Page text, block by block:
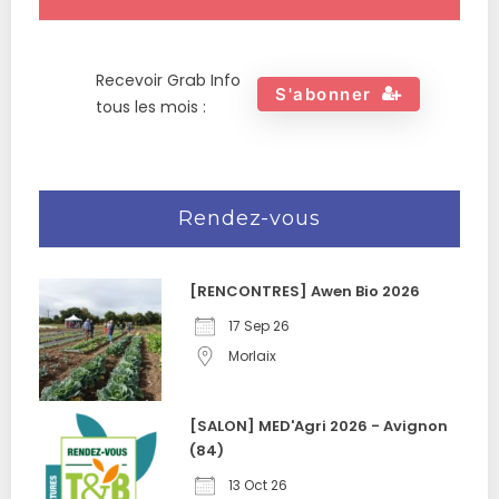
Recevoir Grab Info
tous les mois :
S'abonner
Rendez-vous
[RENCONTRES] Awen Bio 2026
17 Sep 26
Morlaix
[SALON] MED'Agri 2026 - Avignon
(84)
13 Oct 26